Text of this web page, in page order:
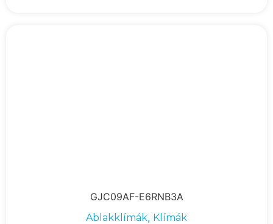
GJC09AF-E6RNB3A
Ablakklímák, Klímák